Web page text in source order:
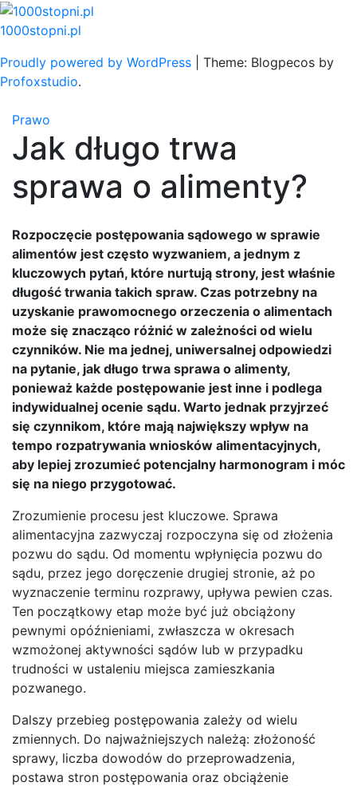
Skip
to
1000stopni.pl
Proudly powered by WordPress
Theme: Blogpecos by
Profoxstudio.
Prawo
Jak długo trwa
sprawa o alimenty?
Rozpoczęcie postępowania sądowego w sprawie
alimentów jest często wyzwaniem, a jednym z
kluczowych pytań, które nurtują strony, jest właśnie
długość trwania takich spraw. Czas potrzebny na
uzyskanie prawomocnego orzeczenia o alimentach
może się znacząco różnić w zależności od wielu
czynników. Nie ma jednej, uniwersalnej odpowiedzi
na pytanie, jak długo trwa sprawa o alimenty,
ponieważ każde postępowanie jest inne i podlega
indywidualnej ocenie sądu. Warto jednak przyjrzeć
się czynnikom, które mają największy wpływ na
tempo rozpatrywania wniosków alimentacyjnych,
aby lepiej zrozumieć potencjalny harmonogram i móc
się na niego przygotować.
Zrozumienie procesu jest kluczowe. Sprawa
alimentacyjna zazwyczaj rozpoczyna się od złożenia
pozwu do sądu. Od momentu wpłynięcia pozwu do
sądu, przez jego doręczenie drugiej stronie, aż po
wyznaczenie terminu rozprawy, upływa pewien czas.
Ten początkowy etap może być już obciążony
pewnymi opóźnieniami, zwłaszcza w okresach
wzmożonej aktywności sądów lub w przypadku
trudności w ustaleniu miejsca zamieszkania
pozwanego.
Dalszy przebieg postępowania zależy od wielu
zmiennych. Do najważniejszych należą: złożoność
sprawy, liczba dowodów do przeprowadzenia,
postawa stron postępowania oraz obciążenie